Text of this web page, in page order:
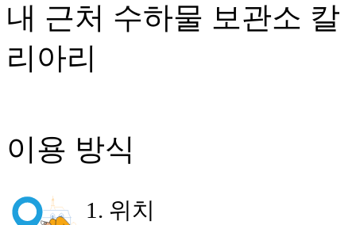
내 근처 수하물 보관소 칼
리아리
이용 방식
1 . 위치